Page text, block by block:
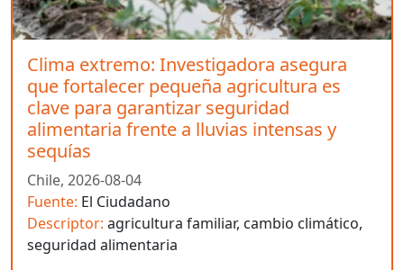
Clima extremo: Investigadora asegura
que fortalecer pequeña agricultura es
clave para garantizar seguridad
alimentaria frente a lluvias intensas y
sequías
Chile, 2026-08-04
Fuente: El Ciudadano
Descriptor: agricultura familiar, cambio climático,
seguridad alimentaria